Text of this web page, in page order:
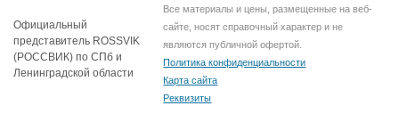
Официальный
представитель ROSSVIK
(РОССВИК) по СПб и
Ленинградской области
Все материалы и цены, размещенные на веб-
сайте, носят справочный характер и не
являются публичной офертой.
Политика конфиденциальности
Карта сайта
Реквизиты